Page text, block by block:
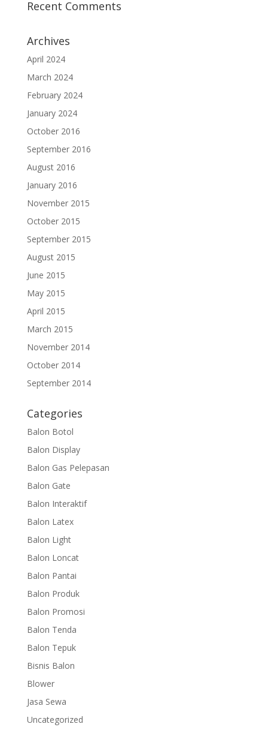
Recent Comments
Archives
April 2024
March 2024
February 2024
January 2024
October 2016
September 2016
August 2016
January 2016
November 2015
October 2015
September 2015
August 2015
June 2015
May 2015
April 2015
March 2015
November 2014
October 2014
September 2014
Categories
Balon Botol
Balon Display
Balon Gas Pelepasan
Balon Gate
Balon Interaktif
Balon Latex
Balon Light
Balon Loncat
Balon Pantai
Balon Produk
Balon Promosi
Balon Tenda
Balon Tepuk
Bisnis Balon
Blower
Jasa Sewa
Uncategorized